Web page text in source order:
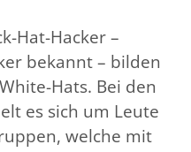
Hat-Hacker –
bekannt – bilden
Hats. Bei den
es sich um Leute
welche mit